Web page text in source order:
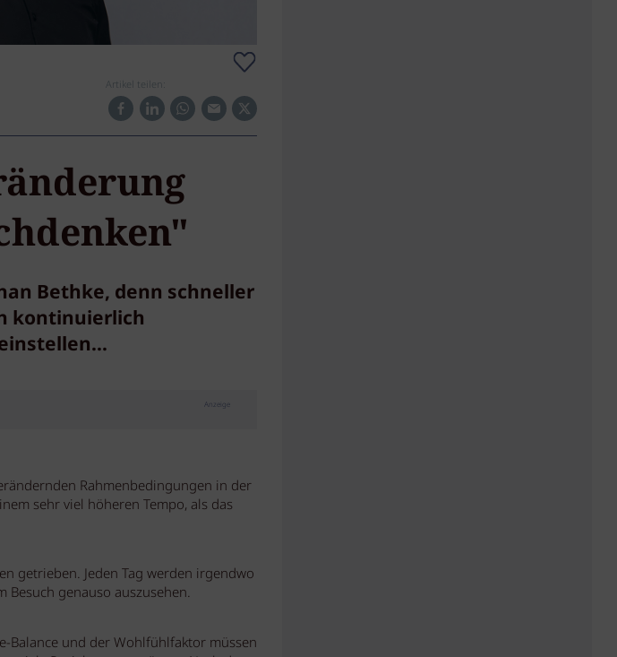
Artikel teilen:
Bethke, denn schneller
kontinuierlich
Anzeige
Rahmenbedingungen in der
sehr viel höheren Tempo, als das
getrieben. Jeden Tag werden irgendwo
genauso auszusehen.
Balance und der Wohlfühlfaktor müssen